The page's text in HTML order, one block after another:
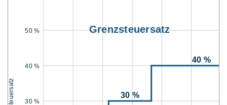
30 %
40 %
50 % Grenzsteuersatz
30 %
40 %
Steuersatz